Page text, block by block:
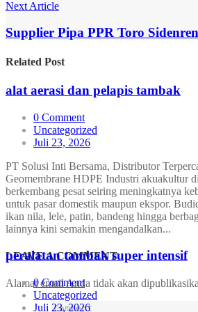
Next Article
Supplier Pipa PPR Toro
Related Post
alat aerasi dan pelapis tambak
0 Comment
Uncategorized
Juli 23, 2026
PT Solusi Inti Bersama, Distributor
Geomembrane HDPE Industri akuakultur
berkembang pesat seiring meningkatnya
untuk pasar domestik maupun ekspor.
ikan nila, lele, patin, bandeng hingga
lainnya kini semakin mengandalkan...
peralatan tambak super intensif
0 Comment
Uncategorized
Juli 23, 2026
LEAVE ACOMMENT
Alamat email Anda tidak akan